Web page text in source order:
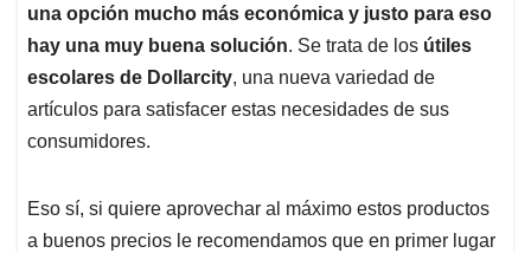
una opción mucho más económica y justo para eso
hay una muy buena solución. Se trata de los útiles
escolares de Dollarcity, una nueva variedad de
artículos para satisfacer estas necesidades de sus
consumidores.
Eso sí, si quiere aprovechar al máximo estos productos
a buenos precios le recomendamos que en primer lugar